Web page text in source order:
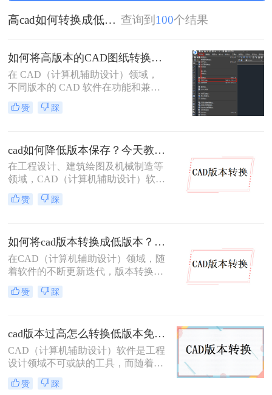
高cad如何转换成低版本的 查询到 100个结果
如何将高版本的CAD图纸转换成低版本的CAD图纸？3种实用方法对比！
在 CAD（计算机辅助设计）领域，
不同版本的 CAD 软件在功能和兼容
性上存在差异。高版本 CAD 绘制的
图纸，低版本软件往往无法直接打
为低版本 成为设计师的常见需求。本
文从 转换精度、操作难度、批量能
力、隐私安全 四个维度，对比三种主
择。
赞 踩
cad如何降低版本保存？今天教你3种三种实用方法对比！
在工程设计、建筑绘图及机械制造等
领域，CAD（计算机辅助设计）软件
被广泛应用于二维和三维设计工作。
然而，不同版本的 CAD 软件之间存
直接打开高版本文件。当我们需要将
图纸分享给使用旧版 CAD 的合作伙
伴或客户时，将 CAD 文件降低版本
何降低版本保存呢？本文从转换精
您根据实际场景快速做出选择。
赞 踩
如何将cad版本转换成低版本？分享二种方法给你！3秒实现~！
在CAD（计算机辅助设计）领域，随
着软件的不断更新迭代，版本转换成
为了一个常见的需求。特别是在需要
将高版本的CAD文件与旧版软件或不
么如何将cad版本转换成低版本呢？本
文将介绍两种将CAD版本转换成低版
本的方法。
赞 踩
cad版本过高怎么转换低版本免费？这二个方法了解一下！
CAD（计算机辅助设计）软件是工程
设计领域不可或缺的工具，而随着软
件版本的更新迭代，有时我们需要将
高版本的CAD文件转换为低版本，以
赞 踩